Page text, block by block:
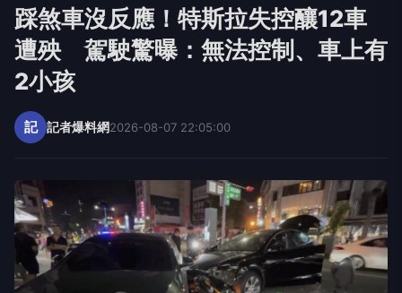
踩煞車沒反應！特斯拉失控釀12車
遭殃 駕駛驚曝：無法控制、車上有
2小孩
記 記者爆料網2026-08-07 22:05:00